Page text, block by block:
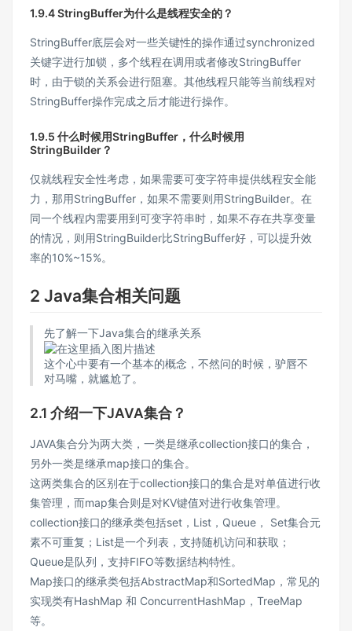
1.9.4 StringBuffer为什么是线程安全的？
StringBuffer底层会对一些关键性的操作通过synchronized
关键字进行加锁，多个线程在调用或者修改StringBuffer
时，由于锁的关系会进行阻塞。其他线程只能等当前线程对
StringBuffer操作完成之后才能进行操作。
1.9.5 什么时候用StringBuffer，什么时候用
StringBuilder？
仅就线程安全性考虑，如果需要可变字符串提供线程安全能
力，那用StringBuffer，如果不需要则用StringBuilder。在
同一个线程内需要用到可变字符串时，如果不存在共享变量
的情况，则用StringBuilder比StringBuffer好，可以提升效
率的10%~15%。
2 Java集合相关问题
先了解一下Java集合的继承关系
这个心中要有一个基本的概念，不然问的时候，驴唇不
对马嘴，就尴尬了。
2.1 介绍一下JAVA集合？
JAVA集合分为两大类，一类是继承collection接口的集合，
另外一类是继承map接口的集合。
这两类集合的区别在于collection接口的集合是对单值进行收
集管理，而map集合则是对KV键值对进行收集管理。
collection接口的继承类包括set，List，Queue， Set集合元
素不可重复；List是一个列表，支持随机访问和获取；
Queue是队列，支持FIFO等数据结构特性。
Map接口的继承类包括AbstractMap和SortedMap，常见的
实现类有HashMap 和 ConcurrentHashMap，TreeMap
等。